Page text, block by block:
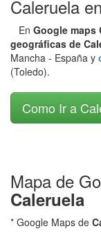
Caleruela
En Google maps
geográficas de
Mancha - España y
(Toledo).
Como Ir a
Mapa de
Caleruela
* Google Maps de